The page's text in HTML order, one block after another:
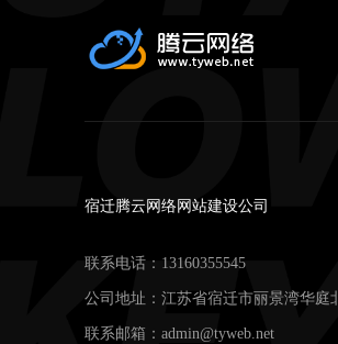
宿迁腾云网络网站建设公司
联系电话： 13160355545
公司地址：江苏省宿迁市丽景湾华庭
联系邮箱：admin@tyweb.net